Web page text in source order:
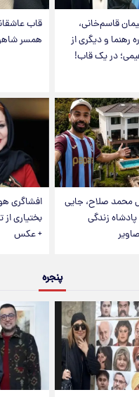
قاسم‌خانی،
رهنما و دیگری از
در یک قاب!
قاب
همسر
محمد صلاح، جایی
زندگی
افشاگری
بختیاری
+ عکس
پنجره